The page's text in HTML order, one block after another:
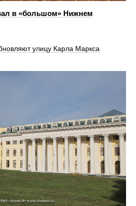
в «большом» Нижнем
улицу Карла Маркса